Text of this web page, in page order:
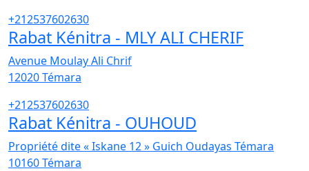
+212537602630
Rabat Kénitra - MLY ALI CHERIF
Avenue Moulay Ali Chrif
12020Témara
+212537602630
Rabat Kénitra - OUHOUD
Propriété dite « Iskane 12 » Guich Oudayas Témara
10160Témara